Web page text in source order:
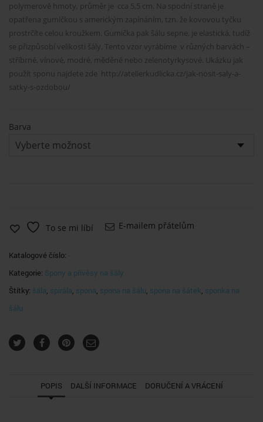
polymerové hmoty, průměr je cca 5,5 cm. Na spodní straně je
opatřena gumičkou s americkým zapínáním, tzn. že kovovou tyčku
prostrčíte celou kroužkem. Gumička pak šálu sepne, je elastická, tudíž
se přizpůsobí velikosti šály. Tento vzor vyrábíme v různých barvách –
stříbrné, vínové, modré, měděné nebo zelenotyrkysové. Ukázku jak
použít sponu najdete zde http://atelierkudlicka.cz/jak-nosit-saly-a-
satky-s-ozdobou/
Barva
To se mi líbí E-mailem přátelům
Katalogové číslo: -
Kategorie: Spony a přívěsy na šály
Štítky: šála, spirála, spona, spona na šálu, spona na šátek, sponka na
šálu
POPIS DALŠÍ INFORMACE DORUČENÍ A VRÁCENÍ